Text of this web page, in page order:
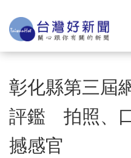
彰化縣第三屆
評鑑 拍照、
撼感官